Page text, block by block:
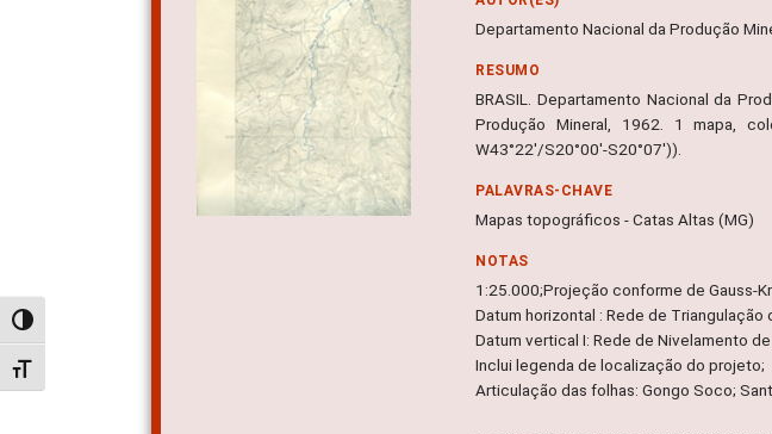
Alternar alto contraste
Alternar tamanho da fonte
Departamento Nacional da Produção
RESUMO
BRASIL. Departamento Nacional da
Produção Mineral, 1962. 1 mapa,
W43°22'/S20°00'-S20°07')).
PALAVRAS-CHAVE
Mapas topográficos - Catas Altas (MG)
NOTAS
1:25.000;Projeção conforme de Gauss-
Datum horizontal : Rede de Triangulação
Datum vertical I: Rede de Nivelamento
Inclui legenda de localização do projeto;
Articulação das folhas: Gongo Soco;